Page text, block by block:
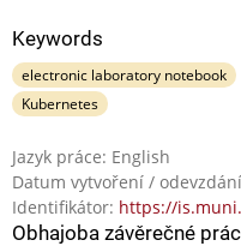
Keywords
electronic laboratory notebook
Kubernetes
Jazyk práce: English
Datum vytvoření /
Identifikátor: https://
Obhajoba závěrečné